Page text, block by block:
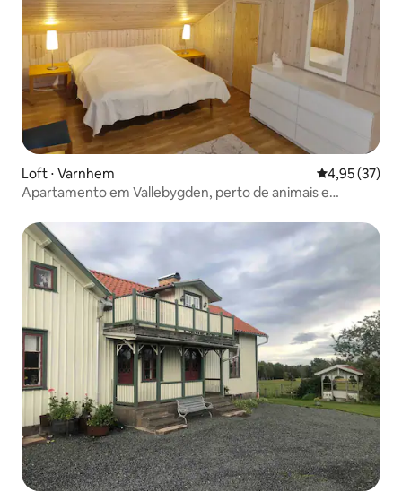
Loft ⋅ Varnhem 4,95 de uma
4,95 (37)
Apartamento em Vallebygden, perto de animais e